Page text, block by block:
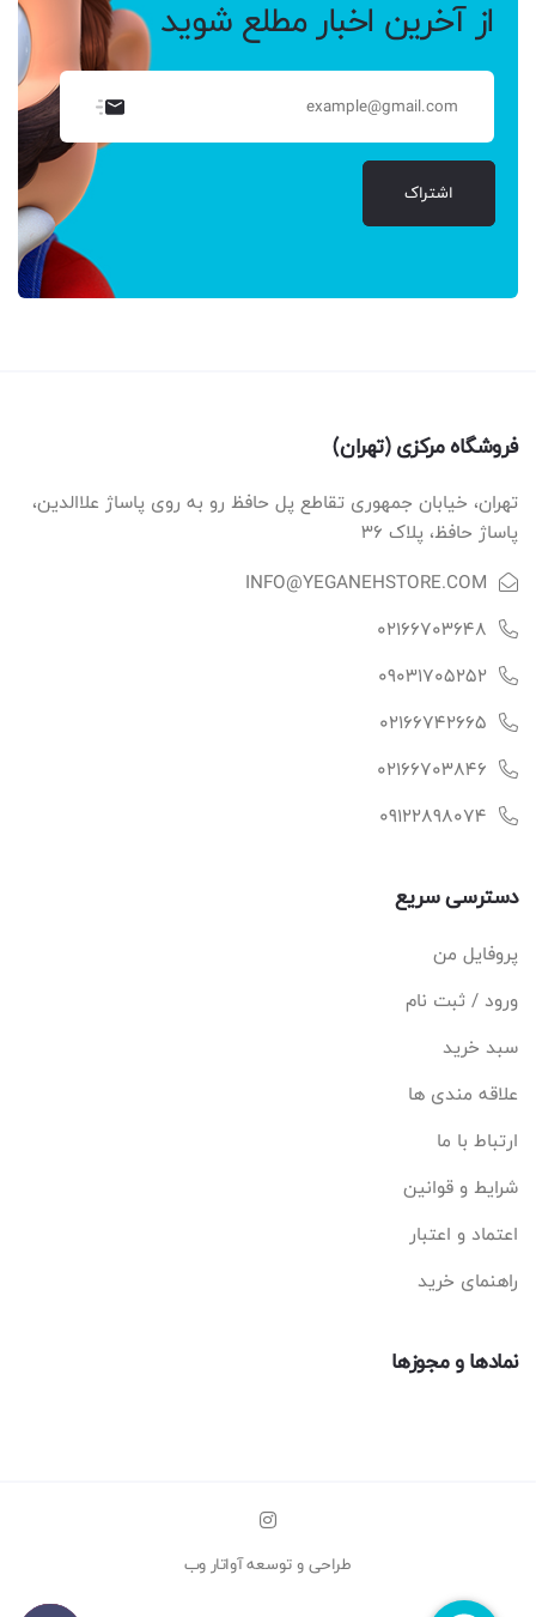
از آخرین اخبار مطلع شوید
اشتراک
فروشگاه مرکزی (تهران)
تهران، خیابان جمهوری تقاطع پل حافظ رو به روی پاساژ علاالدین،
پاساژ حافظ، پلاک ۳۶
INFO@YEGANEHSTORE.COM
02166703648
09031705252
02166742665
02166703846
09122898074
دسترسی سریع
پروفایل من
ورود / ثبت نام
سبد خرید
علاقه مندی ها
ارتباط با ما
شرایط و قوانین
اعتماد و اعتبار
راهنمای خرید
نمادها و مجوزها
طراحی و توسعهآواتار وب